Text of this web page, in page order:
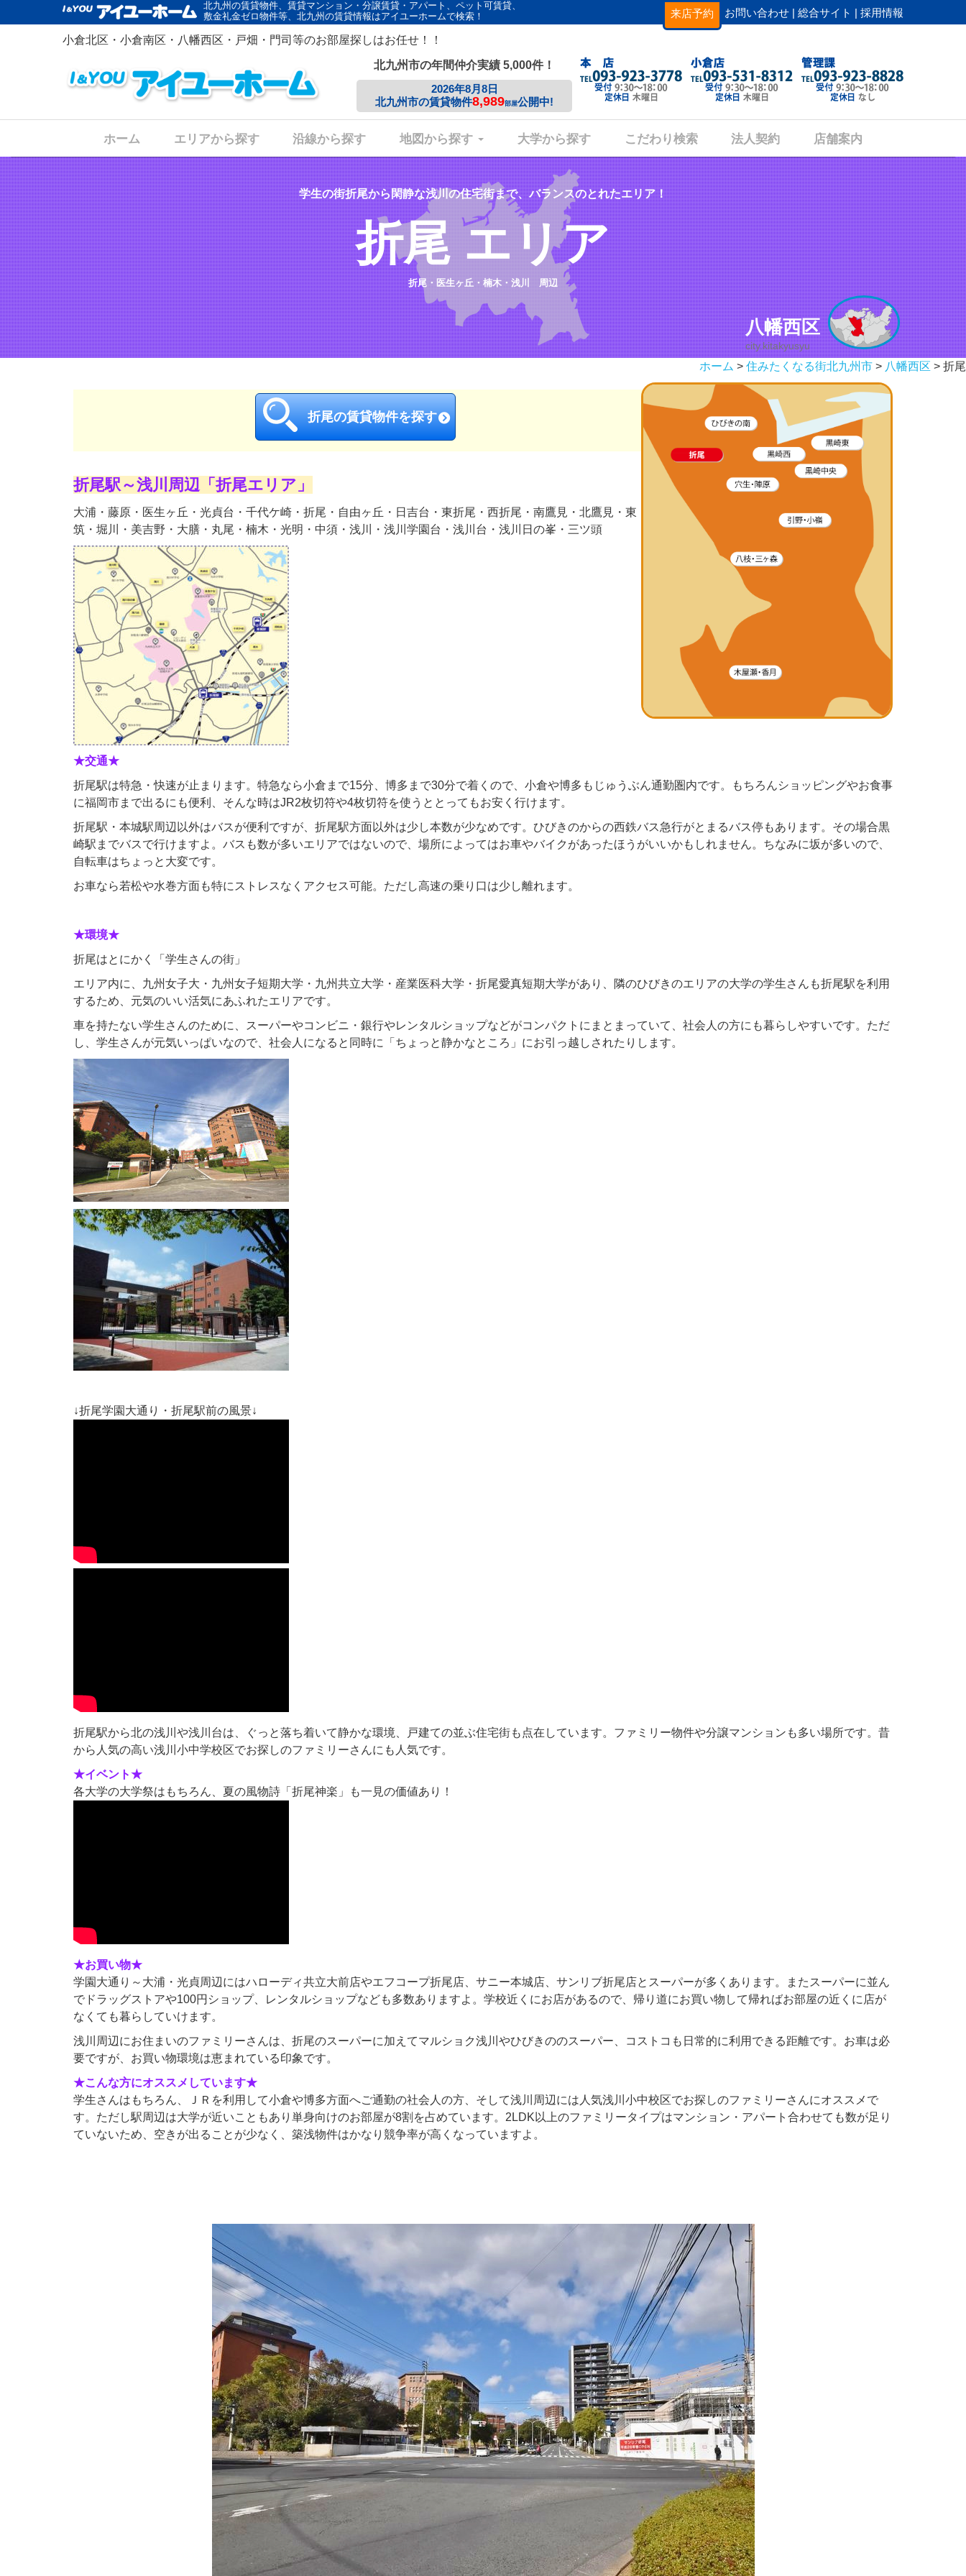
北九州の賃貸物件、賃貸マンション・分譲賃貸・アパート、ペット可賃貸、
敷金礼金ゼロ物件等、北九州の賃貸情報はアイユーホームで検索！
来店予約 お問い合わせ | 総合サイト | 採用情報
小倉北区・小倉南区・八幡西区・戸畑・門司等のお部屋探しはお任せ！！
北九州市の年間仲介実績 5,000件！
2026年8月8日
北九州市の賃貸物件8,989部屋公開中!
ホーム エリアから探す 沿線から探す 地図から探す 大学から探す こだわり検索 法人契約 店舗案内
八幡西区
city.kitakyusyu
学生の街折尾から閑静な浅川の住宅街まで、バランスのとれたエリア！
折尾 エリア
折尾・医生ヶ丘・楠木・浅川 周辺
ホーム > 住みたくなる街北九州市 > 八幡西区 > 折尾
折尾の賃貸物件を探す
折尾駅～浅川周辺「折尾エリア」
大浦・藤原・医生ヶ丘・光貞台・千代ケ崎・折尾・自由ヶ丘・日吉台・東折尾・西折尾・南鷹見・北鷹見・東
筑・堀川・美吉野・大膳・丸尾・楠木・光明・中須・浅川・浅川学園台・浅川台・浅川日の峯・三ツ頭
★交通★
折尾駅は特急・快速が止まります。特急なら小倉まで15分、博多まで30分で着くので、小倉や博多もじゅうぶん通勤圏内です。もちろんショッピングやお食事
に福岡市まで出るにも便利、そんな時はJR2枚切符や4枚切符を使うととってもお安く行けます。
折尾駅・本城駅周辺以外はバスが便利ですが、折尾駅方面以外は少し本数が少なめです。ひびきのからの西鉄バス急行がとまるバス停もあります。その場合黒
崎駅までバスで行けますよ。バスも数が多いエリアではないので、場所によってはお車やバイクがあったほうがいいかもしれません。ちなみに坂が多いので、
自転車はちょっと大変です。
お車なら若松や水巻方面も特にストレスなくアクセス可能。ただし高速の乗り口は少し離れます。
★環境★
折尾はとにかく「学生さんの街」
エリア内に、九州女子大・九州女子短期大学・九州共立大学・産業医科大学・折尾愛真短期大学があり、隣のひびきのエリアの大学の学生さんも折尾駅を利用
するため、元気のいい活気にあふれたエリアです。
車を持たない学生さんのために、スーパーやコンビニ・銀行やレンタルショップなどがコンパクトにまとまっていて、社会人の方にも暮らしやすいです。ただ
し、学生さんが元気いっぱいなので、社会人になると同時に「ちょっと静かなところ」にお引っ越しされたりします。
↓折尾学園大通り・折尾駅前の風景↓
折尾駅から北の浅川や浅川台は、ぐっと落ち着いて静かな環境、戸建ての並ぶ住宅街も点在しています。ファミリー物件や分譲マンションも多い場所です。昔
から人気の高い浅川小中学校区でお探しのファミリーさんにも人気です。
★イベント★
各大学の大学祭はもちろん、夏の風物詩「折尾神楽」も一見の価値あり！
★お買い物★
学園大通り～大浦・光貞周辺にはハローディ共立大前店やエフコープ折尾店、サニー本城店、サンリブ折尾店とスーパーが多くあります。またスーパーに並ん
でドラッグストアや100円ショップ、レンタルショップなども多数ありますよ。学校近くにお店があるので、帰り道にお買い物して帰ればお部屋の近くに店が
なくても暮らしていけます。
浅川周辺にお住まいのファミリーさんは、折尾のスーパーに加えてマルショク浅川やひびきののスーパー、コストコも日常的に利用できる距離です。お車は必
要ですが、お買い物環境は恵まれている印象です。
★こんな方にオススメしています★
学生さんはもちろん、ＪＲを利用して小倉や博多方面へご通勤の社会人の方、そして浅川周辺には人気浅川小中校区でお探しのファミリーさんにオススメで
す。ただし駅周辺は大学が近いこともあり単身向けのお部屋が8割を占めています。2LDK以上のファミリータイプはマンション・アパート合わせても数が足り
ていないため、空きが出ることが少なく、築浅物件はかなり競争率が高くなっていますよ。